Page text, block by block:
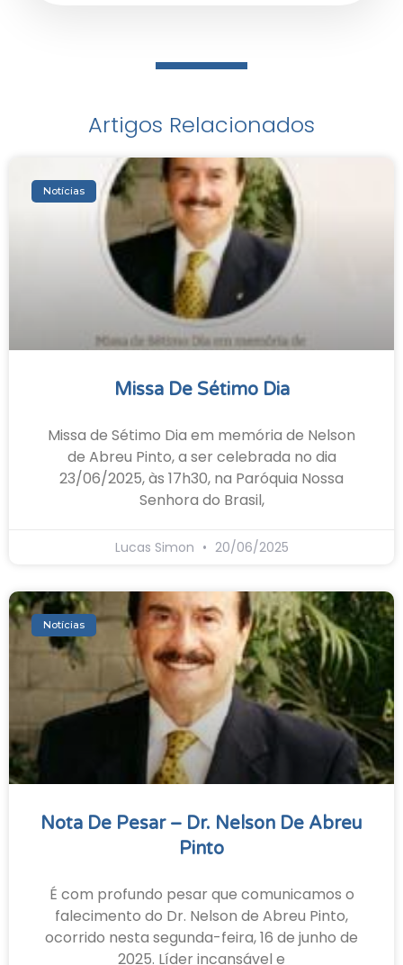
Artigos Relacionados
Notícias
Missa De Sétimo Dia
Missa de Sétimo Dia em memória de Nelson
de Abreu Pinto, a ser celebrada no dia
23/06/2025, às 17h30, na Paróquia Nossa
Senhora do Brasil,
Lucas Simon 20/06/2025
Notícias
Nota De Pesar – Dr. Nelson De Abreu
Pinto
É com profundo pesar que comunicamos o
falecimento do Dr. Nelson de Abreu Pinto,
ocorrido nesta segunda-feira, 16 de junho de
2025. Líder incansável e